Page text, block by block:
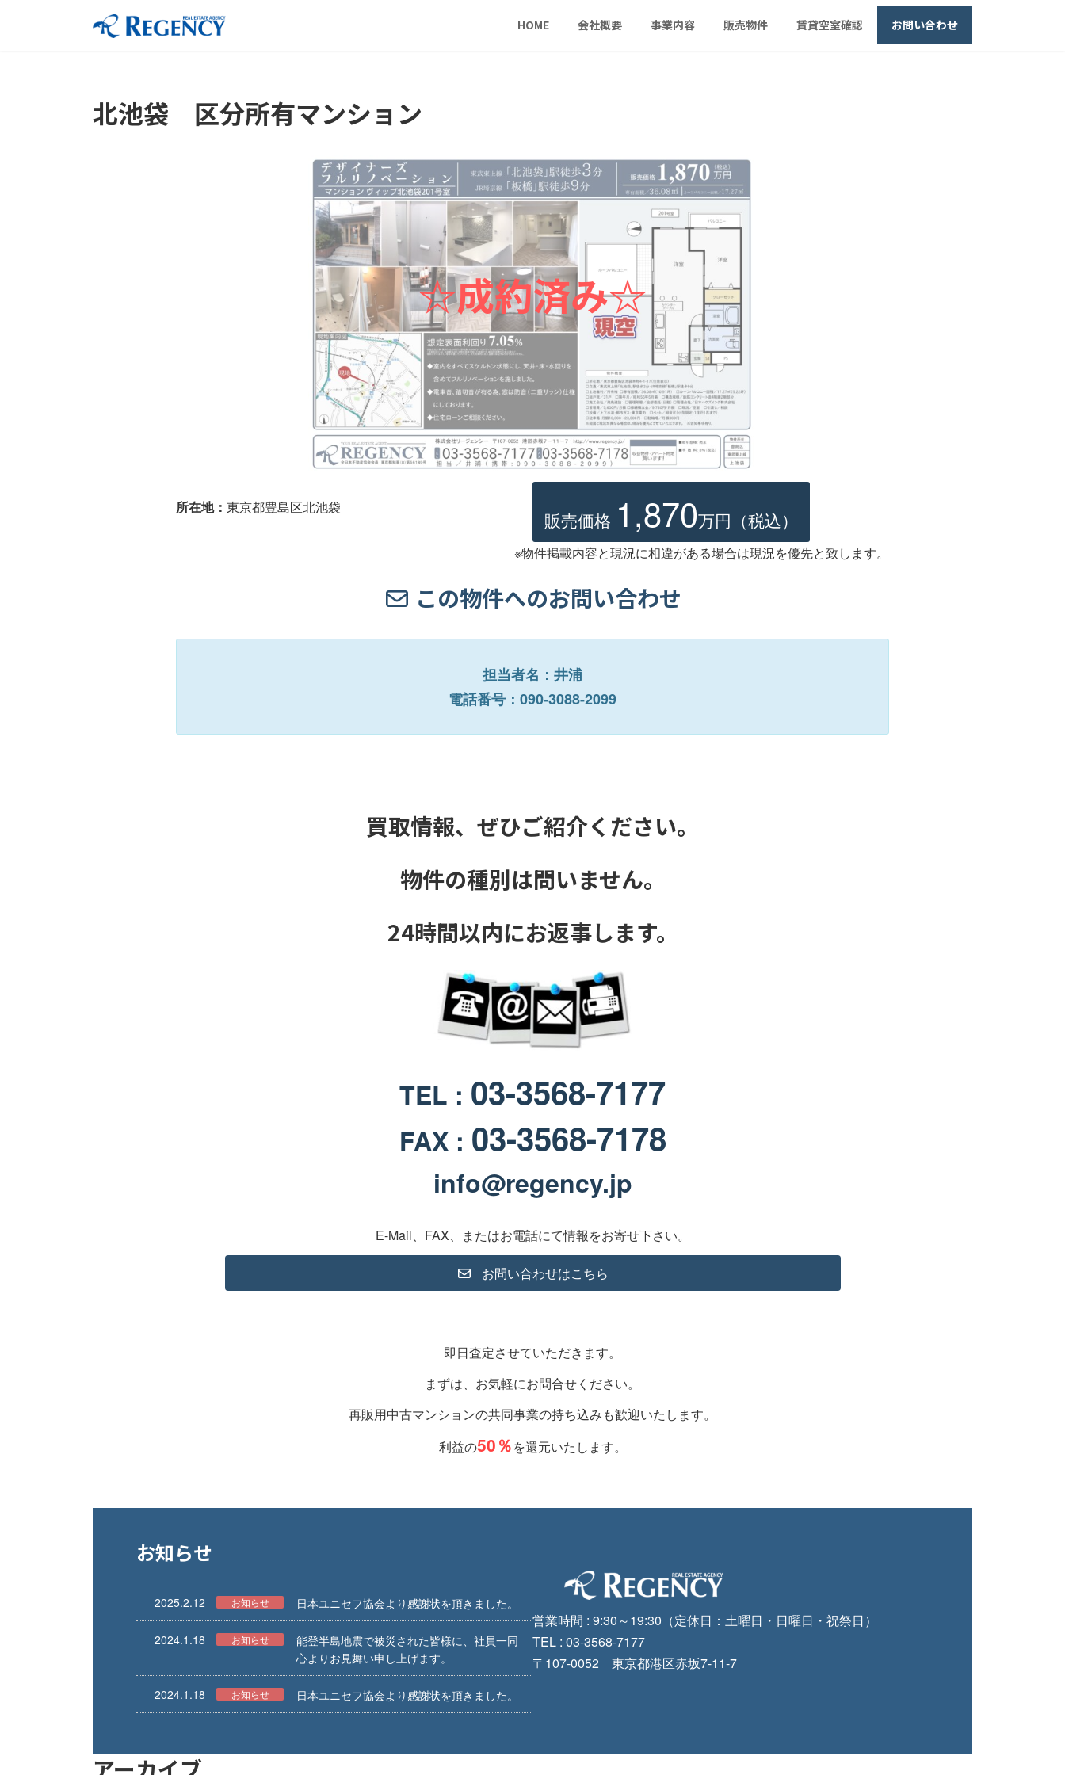
HOME 会社概要 事業内容 販売物件 賃貸空室確認 お問い合わせ
北池袋 区分所有マンション
☆成約済み☆
所在地： 東京都豊島区北池袋
販売価格 1,870万円（税込）
※物件掲載内容と現況に相違がある場合は現況を優先と致します。
この物件へのお問い合わせ
担当者名：井浦
電話番号：090-3088-2099
買取情報、ぜひご紹介ください。
物件の種別は問いません。
24時間以内にお返事します。
TEL : 03-3568-7177
FAX : 03-3568-7178
info@regency.jp
E-Mail、FAX、またはお電話にて情報をお寄せ下さい。
お問い合わせはこちら
即日査定させていただきます。
まずは、お気軽にお問合せください。
再販用中古マンションの共同事業の持ち込みも歓迎いたします。
利益の50％を還元いたします。
お知らせ
2025.2.12 お知らせ 日本ユニセフ協会より感謝状を頂きました。
2024.1.18 お知らせ
能登半島地震で被災された皆様に、社員一同
心よりお見舞い申し上げます。
2024.1.18 お知らせ 日本ユニセフ協会より感謝状を頂きました。
営業時間 : 9:30～19:30 （定休日：土曜日・日曜日・祝祭日）
TEL : 03-3568-7177
〒107-0052 東京都港区赤坂7-11-7
アーカイブ